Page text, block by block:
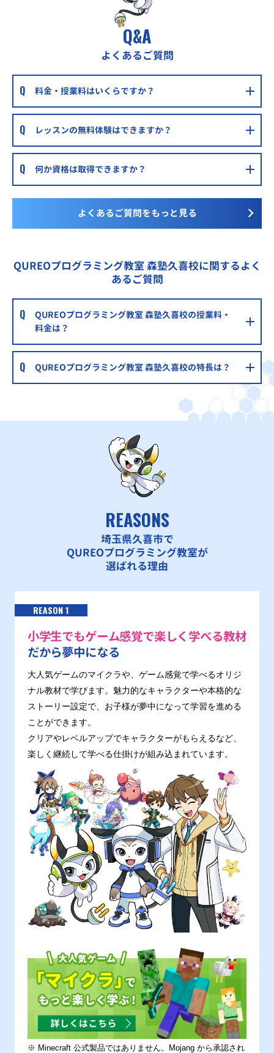
Q&A
よくあるご質問
料金・授業料はいくらですか？
レッスンの無料体験はできますか？
何か資格は取得できますか？
よくあるご質問をもっと見る
QUREOプログラミング教室 森塾久喜校に関するよく
あるご質問
QUREOプログラミング教室 森塾久喜校の授業料・
料金は？
QUREOプログラミング教室 森塾久喜校の特長は？
REASONS
埼玉県久喜市で
QUREOプログラミング教室が
選ばれる理由
REASON 1
小学生でもゲーム感覚で楽しく学べる教材
だから夢中になる
大人気ゲームのマイクラや、ゲーム感覚で学べるオリジ
ナル教材で学びます。魅力的なキャラクターや本格的な
ストーリー設定で、お子様が夢中になって学習を進める
ことができます。
クリアやレベルアップでキャラクターがもらえるなど、
楽しく継続して学べる仕掛けが組み込まれています。
※ Minecraft 公式製品ではありません。Mojang から承認され